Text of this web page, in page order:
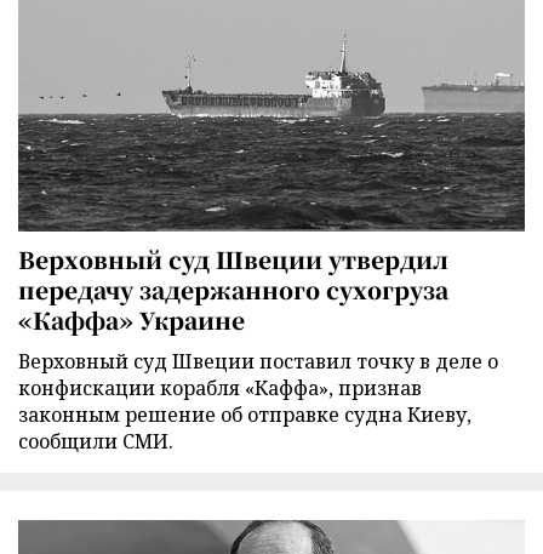
Верховный суд Швеции утвердил
передачу задержанного сухогруза
«Каффа» Украине
Верховный суд Швеции поставил точку в деле о
конфискации корабля «Каффа», признав
законным решение об отправке судна Киеву,
сообщили СМИ.